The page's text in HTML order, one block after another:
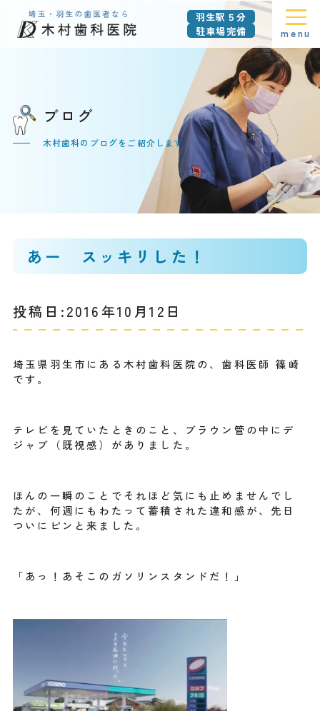
羽生駅５分
駐車場完備
menu
ブログ
木村歯科のブログをご紹介します
あー スッキリした！
投稿日:2016年10月12日
埼玉県羽生市にある木村歯科医院の、歯科医師 篠崎
です。
テレビを見ていたときのこと、ブラウン管の中にデ
ジャブ（既視感）がありました。
ほんの一瞬のことでそれほど気にも止めませんでし
たが、何週にもわたって蓄積された違和感が、先日
ついにピンと来ました。
「あっ！あそこのガソリンスタンドだ！」